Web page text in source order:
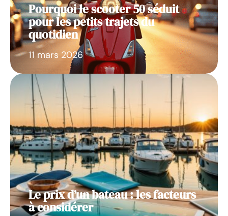
Pourquoi le scooter 50 séduit
pour les petits trajets du
quotidien
11 mars 2026
Le prix d’un bateau : les facteurs
à considérer